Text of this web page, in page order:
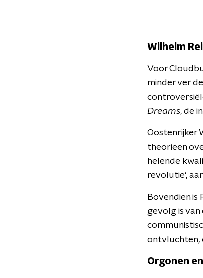
Wilhelm
Voor
minder ver
Dreams, de
Oostenrijker
theorieën
helende
revolutie’,
Bovendien
gevolg is van
ontvluchten,
Orgonen